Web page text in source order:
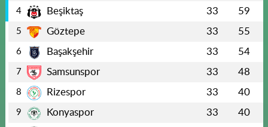
4 Beşiktaş 33 59
5 Göztepe 33 55
6 Başakşehir 33 54
7 Samsunspor 33 48
8 Rizespor 33 40
9 Konyaspor 33 40